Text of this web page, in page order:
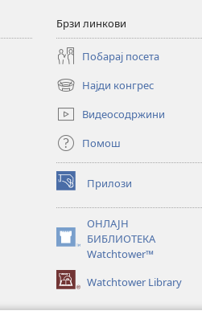
Брзи линкови
Побарај посета
Најди конгрес
(opens
new
window)
Видеосодржини
Помош
Прилози
(opens
new
window)ОНЛАЈН
БИБЛИОТЕКА
Watchtower™
(opens
window)Watchtower Library